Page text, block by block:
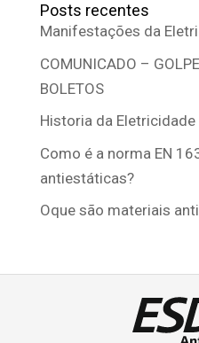
Posts recentes
Manifestações da
COMUNICADO –
BOLETOS
Historia da
Como é a norma EN
antiestáticas?
Oque são materiais